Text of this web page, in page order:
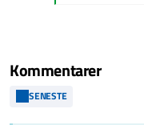
Kommentarer
SENESTE